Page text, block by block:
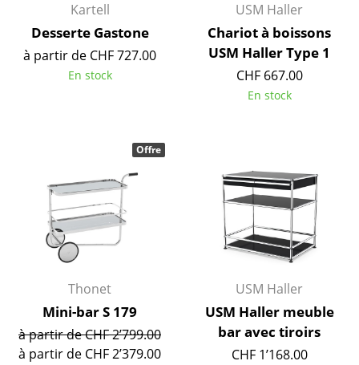
Lits simples
Tables de chevet et Accessoires de lit
... voir tous les lits
Accessoires
Horloges
Miroirs
Figurines & Miniatures
Vases
Kartell
Desserte Gastone
à partir de CHF 727.00
En stock
USM Haller
Chariot à boissons
USM Haller Type 1
CHF 667.00
En stock
Thonet
Mini-bar S 179
à partir de CHF 2’799.00
à partir de CHF 2’379.00
Offre
USM Haller
USM Haller meuble
bar avec tiroirs
CHF 1’168.00